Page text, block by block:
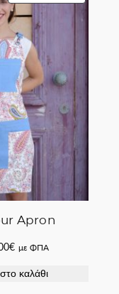
ΣΕ
Apron
€Η
τιμή
με ΦΠΑ
καλάθι